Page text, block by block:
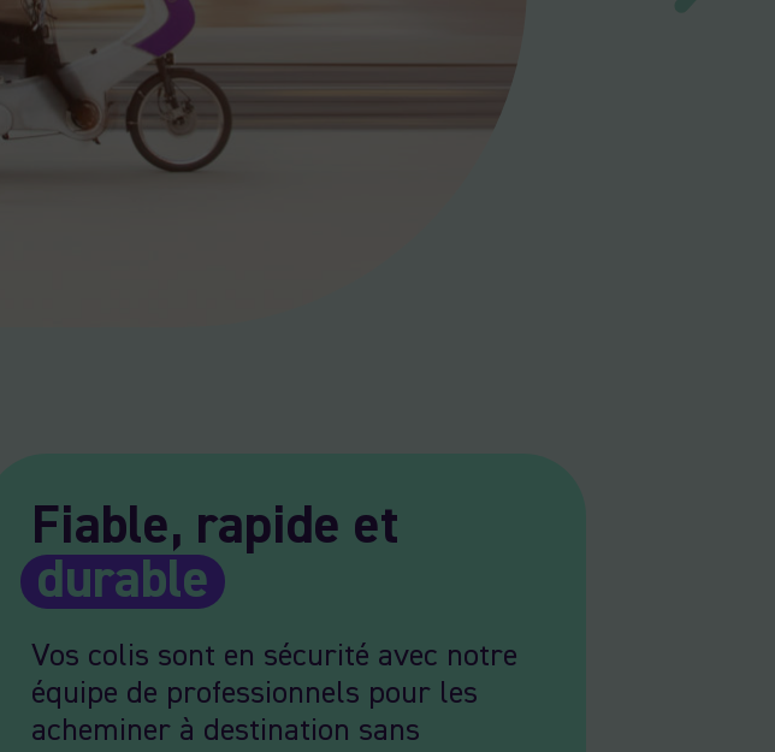
Fiable, rapide et
durable
Vos colis sont en sécurité avec notre
équipe de professionnels pour les
acheminer à destination sans